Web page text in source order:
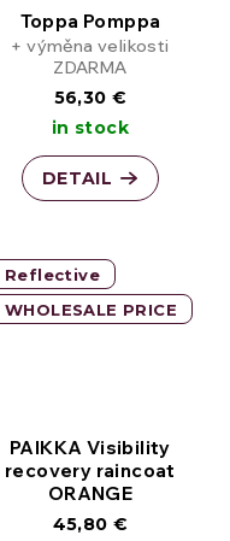
Toppa Pomppa
+ výměna velikosti
ZDARMA
56,30 €
in stock
DETAIL
Reflective
WHOLESALE PRICE
PAIKKA Visibility
recovery raincoat
ORANGE
45,80 €